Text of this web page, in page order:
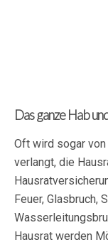
Das ganze Hab
Oft wird sogar
verlangt, die
Feuer, Glasbruch,
Hausrat werden